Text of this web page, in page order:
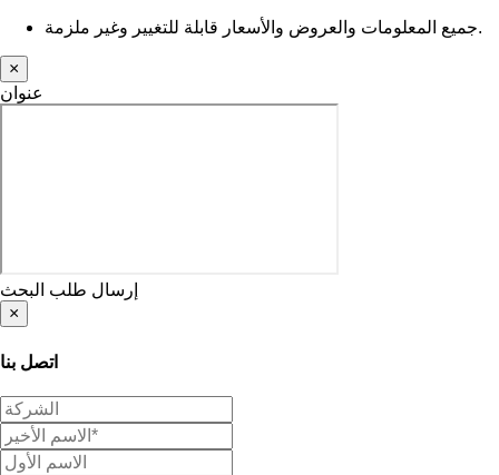
جميع المعلومات والعروض والأسعار قابلة للتغيير وغير ملزمة.
×
عنوان
إرسال طلب البحث
×
اتصل بنا